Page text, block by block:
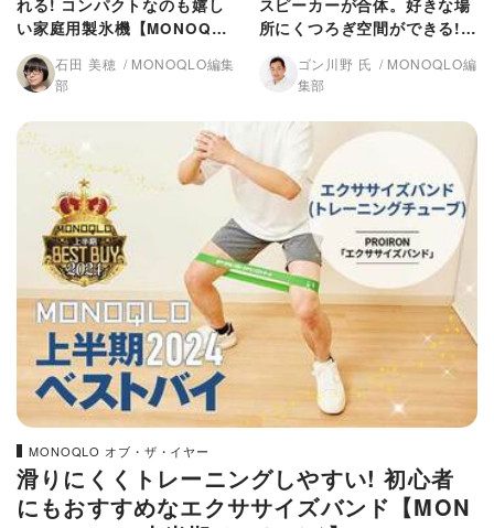
れる! コンパクトなのも嬉し
い家庭用製氷機【MONOQLO
2024上半期ベストバイ】
石田 美穂
MONOQLO編集
部
スピーカーが合体。好きな場
所にくつろぎ空間ができる!
【MONOQLO2024上半期ベ
ストバイ】
ゴン川野 氏
MONOQLO編
集部
MONOQLO オブ・ザ・イヤー
滑りにくくトレーニングしやすい! 初心者
にもおすすめなエクササイズバンド【MON